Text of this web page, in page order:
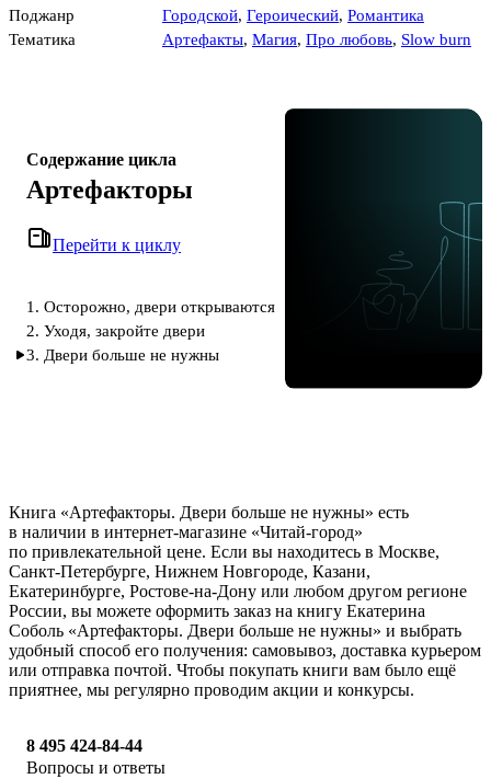
Поджанр
Городской, Героический, Романтика
Тематика
Артефакты, Магия, Про любовь, Slow burn
Содержание цикла
Артефакторы
Перейти к циклу
1. Осторожно, двери открываются
2. Уходя, закройте двери
3. Двери больше не нужны
Книга «Артефакторы. Двери больше не нужны» есть
в наличии в интернет-магазине «Читай-город»
по привлекательной цене. Если вы находитесь в Москве,
Санкт-Петербурге, Нижнем Новгороде, Казани,
Екатеринбурге, Ростове-на-Дону или любом другом регионе
России, вы можете оформить заказ на книгу Екатерина
Соболь «Артефакторы. Двери больше не нужны» и выбрать
удобный способ его получения: самовывоз, доставка курьером
или отправка почтой. Чтобы покупать книги вам было ещё
приятнее, мы регулярно проводим акции и конкурсы.
8 495 424-84-44
Вопросы и ответы